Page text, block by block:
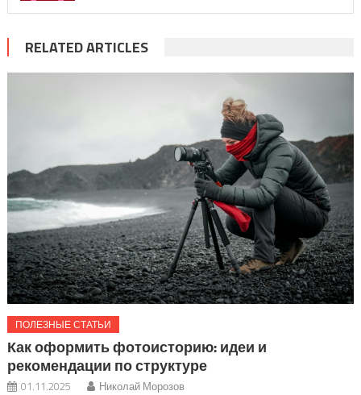
RELATED ARTICLES
ПОЛЕЗНЫЕ СТАТЬИ
Как оформить фотоисторию: идеи и
рекомендации по структуре
01.11.2025 Николай Морозов